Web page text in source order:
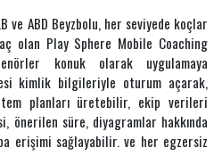
ABD Beyzbolu, her seviyede koçlar
olan Play Sphere Mobile Coaching
konuk olarak uygulamaya
kimlik bilgileriyle oturum açarak,
planları üretebilir, ekip verileri
önerilen süre, diyagramlar hakkında
erişimi sağlayabilir. ve her egzersiz